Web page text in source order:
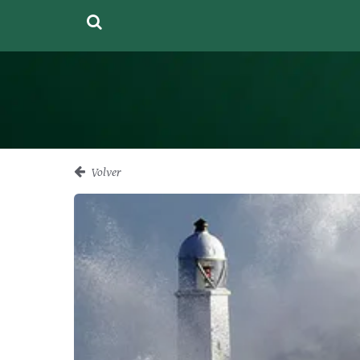
Volver